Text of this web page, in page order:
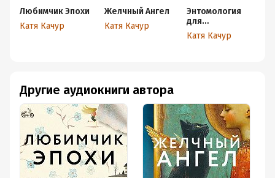
Любимчик Эпохи
Катя Качур
Желчный Ангел
Катя Качур
Энтомология
для
слабонервных
Катя Качур
Другие аудиокниги автора